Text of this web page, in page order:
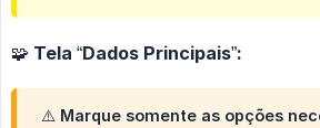
🧩 Tela “Dados Principais”:
⚠️ Marque somente as opções